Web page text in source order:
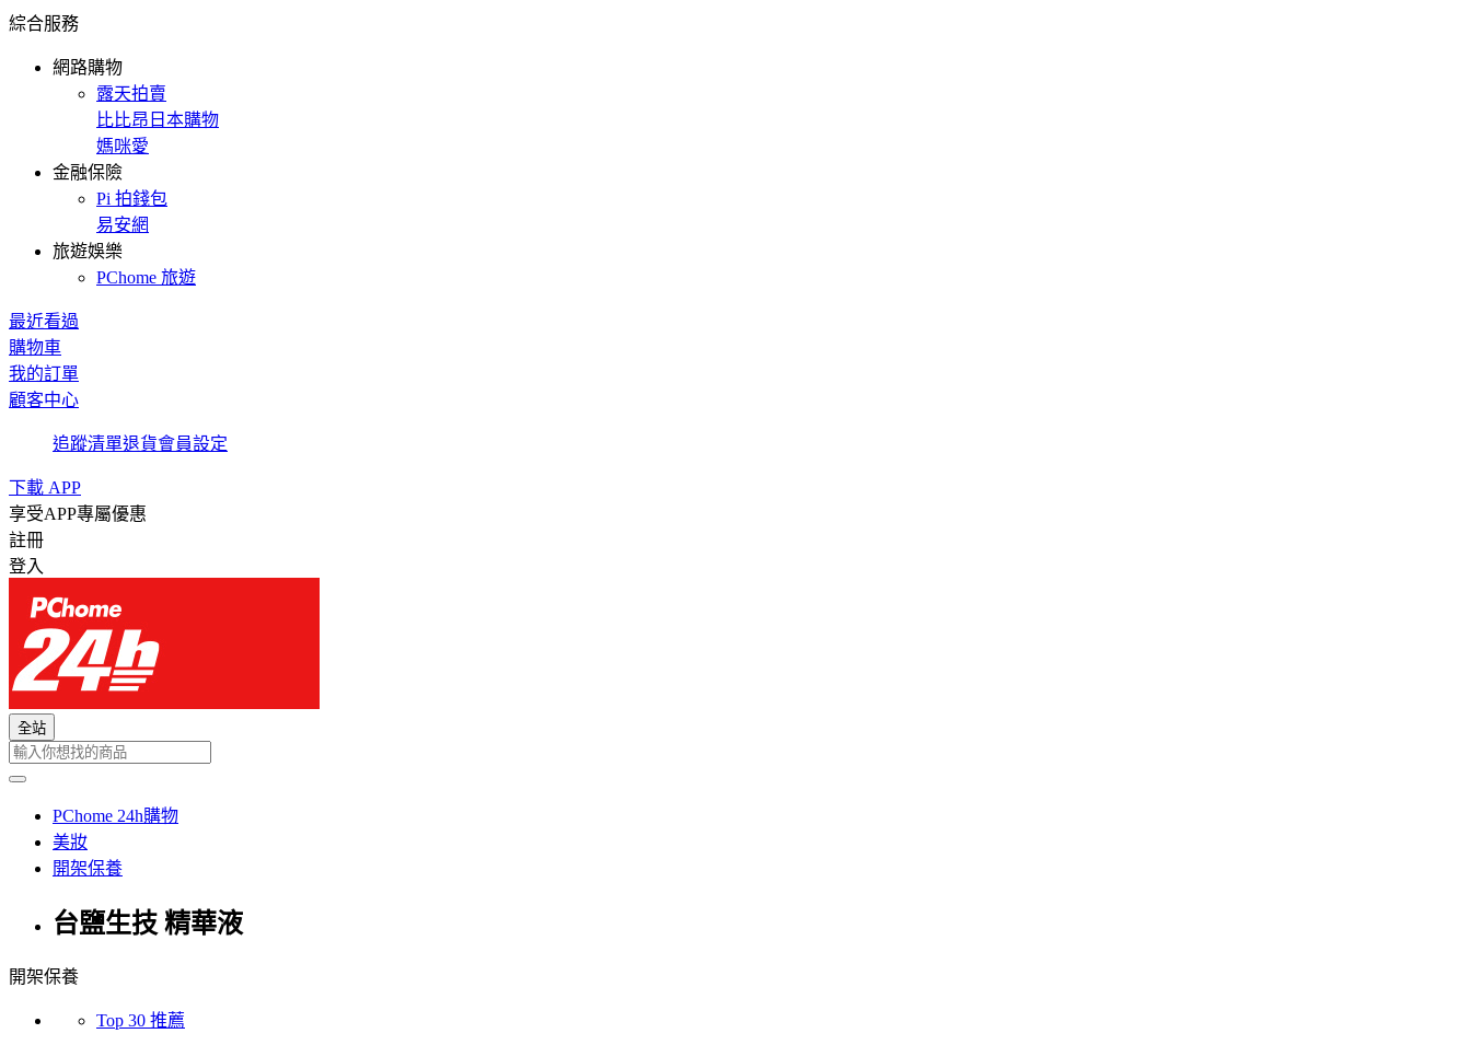
綜合服務
網路購物
露天拍賣
比比昂日本購物
媽咪愛
金融保險
Pi 拍錢包
易安網
旅遊娛樂
PChome 旅遊
最近看過
購物車
我的訂單
顧客中心
追蹤清單退貨會員設定
下載 APP
享受APP專屬優惠
註冊
登入
全站
PChome 24h購物
美妝
開架保養
台鹽生技 精華液
開架保養
Top 30 推薦